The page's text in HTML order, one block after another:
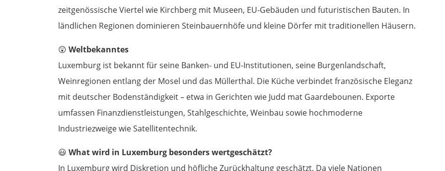
zeitgenössische Viertel wie Kirchberg mit Museen, EU-Gebäuden und futuristischen Bauten. In
ländlichen Regionen dominieren Steinbauernhöfe und kleine Dörfer mit traditionellen Häusern.
😲 Weltbekanntes
Luxemburg ist bekannt für seine Banken- und EU-Institutionen, seine Burgenlandschaft,
Weinregionen entlang der Mosel und das Müllerthal. Die Küche verbindet französische Eleganz
mit deutscher Bodenständigkeit – etwa in Gerichten wie Judd mat Gaardebounen. Exporte
umfassen Finanzdienstleistungen, Stahlgeschichte, Weinbau sowie hochmoderne
Industriezweige wie Satellitentechnik.
😃 What wird in Luxemburg besonders wertgeschätzt?
In Luxemburg wird Diskretion und höfliche Zurückhaltung geschätzt. Da viele Nationen